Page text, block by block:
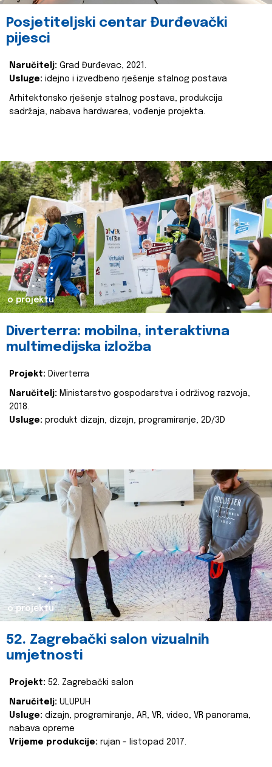
Posjetiteljski centar Đurđevački
pijesci
Naručitelj: Grad Đurđevac, 2021.
Usluge: idejno i izvedbeno rješenje stalnog postava
Arhitektonsko rješenje stalnog postava, produkcija
sadržaja, nabava hardwarea, vođenje projekta.
o projektu
Diverterra: mobilna, interaktivna
multimedijska izložba
Projekt: Diverterra
Naručitelj: Ministarstvo gospodarstva i održivog razvoja,
2018.
Usluge: produkt dizajn, dizajn, programiranje, 2D/3D
o projektu
52. Zagrebački salon vizualnih
umjetnosti
Projekt: 52. Zagrebački salon
Naručitelj: ULUPUH
Usluge: dizajn, programiranje, AR, VR, video, VR panorama,
nabava opreme
Vrijeme produkcije: rujan - listopad 2017.